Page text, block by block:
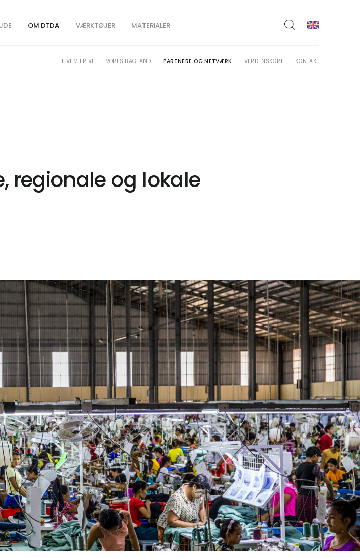
OM DTDA
HVEM ER VI VORES BAGLAND PARTNERE OG NETVÆRK VERDENSKORT KONTAKT
VÆRKTØJER MATERIALER
regionale og lokale